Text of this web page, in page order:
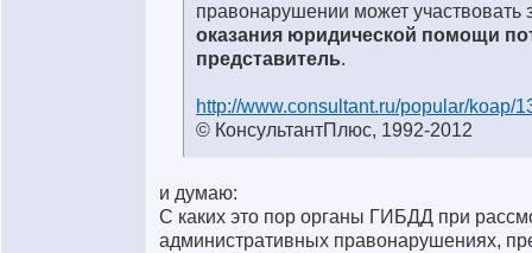
правонарушении может участвовать
оказания юридической помощи
представитель.
http://www.consultant.ru/popular/koap/
© КонсультантПлюс, 1992-2012
и думаю:
С каких это пор органы ГИБДД при
административных правонарушениях,